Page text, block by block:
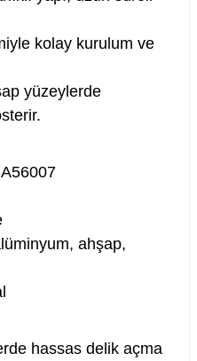
kolay kurulum ve
yüzeylerde
ahşap,
hassas delik açma